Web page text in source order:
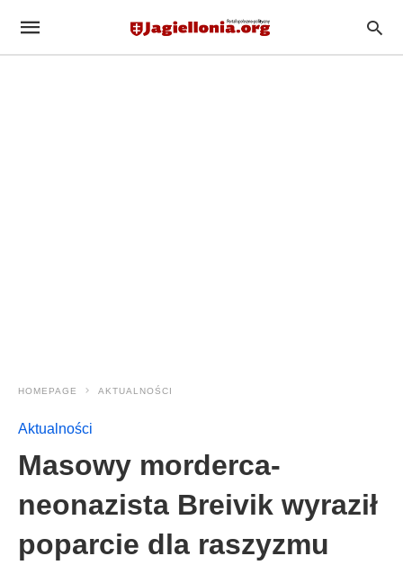
HOMEPAGE AKTUALNOŚCI
Aktualności
Masowy morderca-
neonazista Breivik wyraził
poparcie dla raszyzmu